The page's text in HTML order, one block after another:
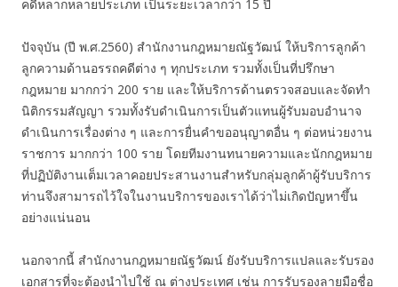
คดีหลากหลายประเภท เป็นระยะเวลากว่า 15 ปี
ปัจจุบัน (ปี พ.ศ.2560) สำนักงานกฎหมายณัฐวัฒน์ ให้บริการลูกค้า
ลูกความด้านอรรถคดีต่าง ๆ ทุกประเภท รวมทั้งเป็นที่ปรึกษา
กฎหมาย มากกว่า 200 ราย และให้บริการด้านตรวจสอบและจัดทำ
นิติกรรมสัญญา รวมทั้งรับดำเนินการเป็นตัวแทนผู้รับมอบอำนาจ
ดำเนินการเรื่องต่าง ๆ และการยื่นคำขออนุญาตอื่น ๆ ต่อหน่วยงาน
ราชการ มากกว่า 100 ราย โดยทีมงานทนายความและนักกฎหมาย
ที่ปฏิบัติงานเต็มเวลาคอยประสานงานสำหรับกลุ่มลูกค้าผู้รับบริการ
ท่านจึงสามารถไว้ใจในงานบริการของเราได้ว่าไม่เกิดปัญหาขึ้น
อย่างแน่นอน
นอกจากนี้ สำนักงานกฎหมายณัฐวัฒน์ ยังรับบริการแปลและรับรอง
เอกสารที่จะต้องนำไปใช้ ณ ต่างประเทศ เช่น การรับรองลายมือชื่อ